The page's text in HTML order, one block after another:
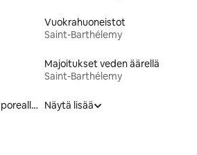
Vuokrahuoneistot
Saint-Barthélemy
Majoitukset veden äärellä
Saint-Barthélemy
Majoitukset, joissa on poreallas
Näytä lisää